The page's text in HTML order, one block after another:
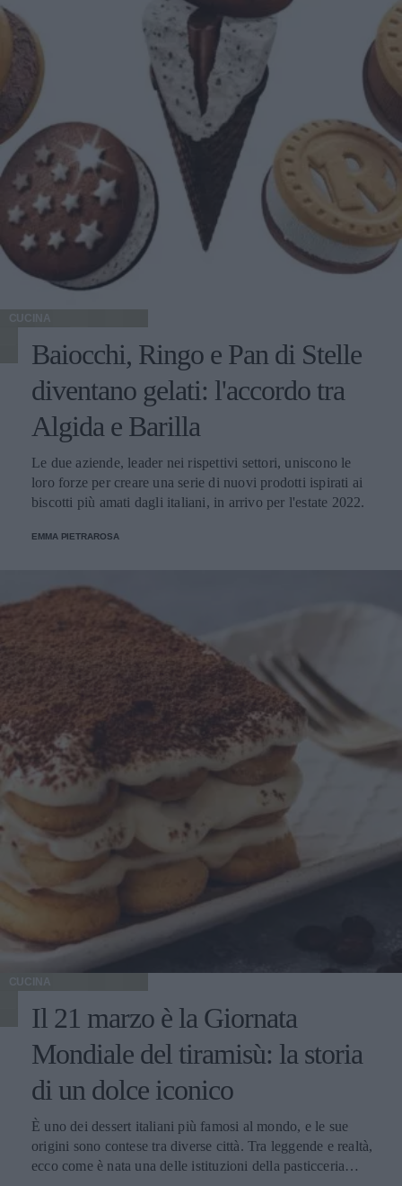
CUCINA
Baiocchi, Ringo e Pan di Stelle
diventano gelati: l'accordo tra
Algida e Barilla
Le due aziende, leader nei rispettivi settori, uniscono le
loro forze per creare una serie di nuovi prodotti ispirati ai
biscotti più amati dagli italiani, in arrivo per l'estate 2022.
EMMA PIETRAROSA
CUCINA
Il 21 marzo è la Giornata
Mondiale del tiramisù: la storia
di un dolce iconico
È uno dei dessert italiani più famosi al mondo, e le sue
origini sono contese tra diverse città. Tra leggende e realtà,
ecco come è nata una delle istituzioni della pasticceria